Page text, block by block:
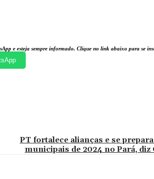
e esteja sempre informado. Clique no link abaixo para se
PT fortalece alianças e se
municipais de 2024 no Pará,